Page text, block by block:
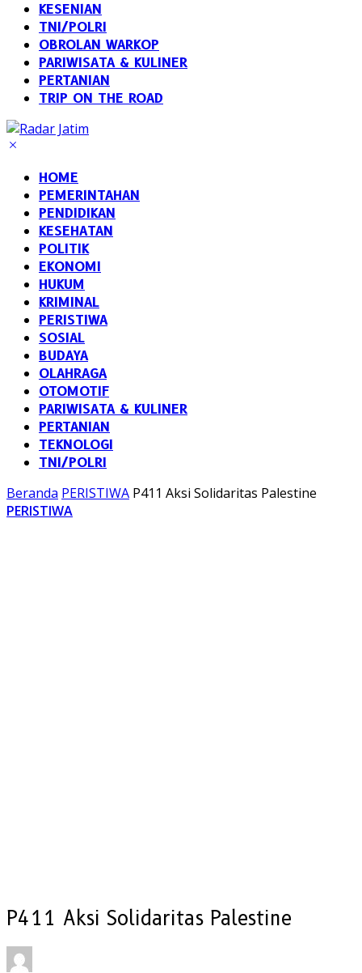
KESENIAN
TNI/POLRI
OBROLAN WARKOP
PARIWISATA & KULINER
PERTANIAN
TRIP ON THE ROAD
HOME
PEMERINTAHAN
PENDIDIKAN
KESEHATAN
POLITIK
EKONOMI
HUKUM
KRIMINAL
PERISTIWA
SOSIAL
BUDAYA
OLAHRAGA
OTOMOTIF
PARIWISATA & KULINER
PERTANIAN
TEKNOLOGI
TNI/POLRI
Beranda PERISTIWA P411 Aksi Solidaritas Palestine
PERISTIWA
P411 Aksi Solidaritas Palestine